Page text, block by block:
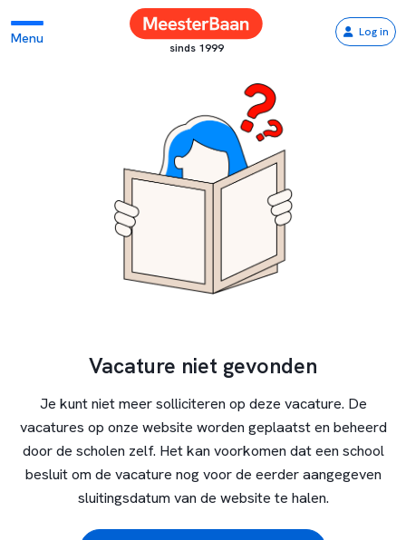
Menu
sinds 1999
Log in
Vacature niet gevonden
Je kunt niet meer solliciteren op deze vacature. De
vacatures op onze website worden geplaatst en beheerd
door de scholen zelf. Het kan voorkomen dat een school
besluit om de vacature nog voor de eerder aangegeven
sluitingsdatum van de website te halen.